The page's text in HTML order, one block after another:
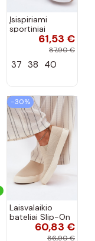
Įsispiriami
sportiniai
bateliai Kobbo
102425 smėlio
61,53 €
87,90 €
37 38 40
−30%
Laisvalaikio
bateliai Slip-On
Big Star
RR274721 smėlio
60,83 €
86,90 €